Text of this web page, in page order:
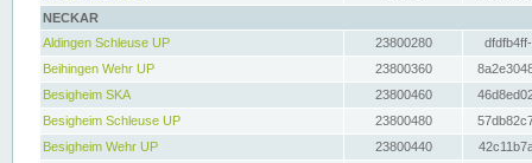
NECKAR
Aldingen Schleuse UP
23800280
Beihingen Wehr UP
23800360
Besigheim SKA
23800460
Besigheim Schleuse UP
23800480
Besigheim Wehr UP
23800440